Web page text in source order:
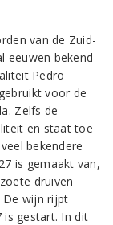
van de Zuid-
eeuwen bekend
Pedro
voor de
Zelfs de
en staat toe
bekendere
is gemaakt van,
druiven
De wijn rijpt
is gestart. In dit